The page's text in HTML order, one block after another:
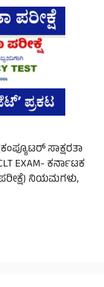
ಸಾಕ್ಷರತಾ
EXAM- ಕರ್ನಾಟಕ
ನಿಯಮಗಳು,